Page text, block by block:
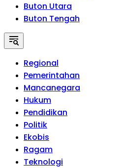
Buton Utara
Buton Tengah
Regional
Pemerintahan
Mancanegara
Hukum
Pendidikan
Politik
Ekobis
Ragam
Teknologi